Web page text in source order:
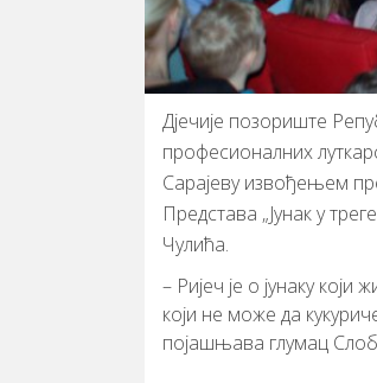
Дјечије позориште
професионалних
Сарајеву извођењем
Представа „Јунак у
Чулића.
– Ријеч је о јунаку који
који не може да
појашњава глумац